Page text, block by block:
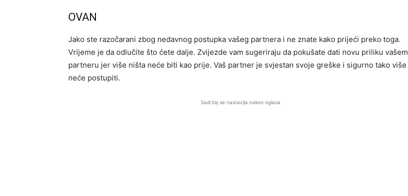
OVAN
Jako ste razočarani zbog nedavnog postupka vašeg partnera i ne znate kako prijeći preko toga.
Vrijeme je da odlučite što ćete dalje. Zvijezde vam sugeriraju da pokušate dati novu priliku vašem
partneru jer više ništa neće biti kao prije. Vaš partner je svjestan svoje greške i sigurno tako više
neće postupiti.
Sadržaj se nastavlja nakon oglasa